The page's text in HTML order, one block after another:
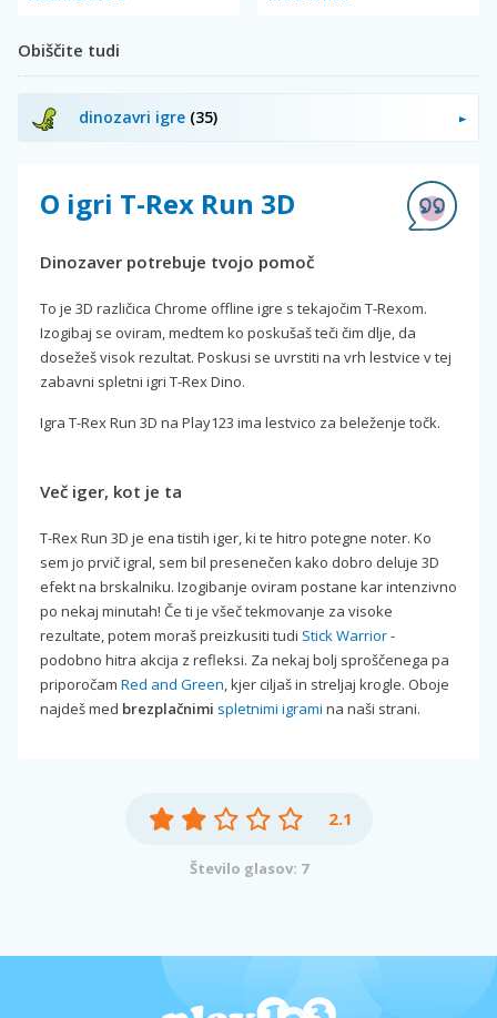
Obiščite tudi
dinozavri igre (35)
O igri T-Rex Run 3D
Dinozaver potrebuje tvojo pomoč
To je 3D različica Chrome offline igre s tekajočim T-Rexom.
Izogibaj se oviram, medtem ko poskušaš teči čim dlje, da
dosežeš visok rezultat. Poskusi se uvrstiti na vrh lestvice v tej
zabavni spletni igri T-Rex Dino.
Igra T-Rex Run 3D na Play123 ima lestvico za beleženje točk.
Več iger, kot je ta
T-Rex Run 3D je ena tistih iger, ki te hitro potegne noter. Ko
sem jo prvič igral, sem bil presenečen kako dobro deluje 3D
efekt na brskalniku. Izogibanje oviram postane kar intenzivno
po nekaj minutah! Če ti je všeč tekmovanje za visoke
rezultate, potem moraš preizkusiti tudi Stick Warrior-
podobno hitra akcija z refleksi. Za nekaj bolj sproščenega pa
priporočam Red and Green, kjer ciljaš in streljaj krogle. Oboje
najdeš med brezplačnimi spletnimi igrami na naši strani.
2.1
Število glasov: 7